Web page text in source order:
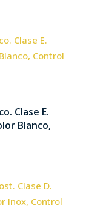
Clase E.
Blanco,
1430 x 550 x 560